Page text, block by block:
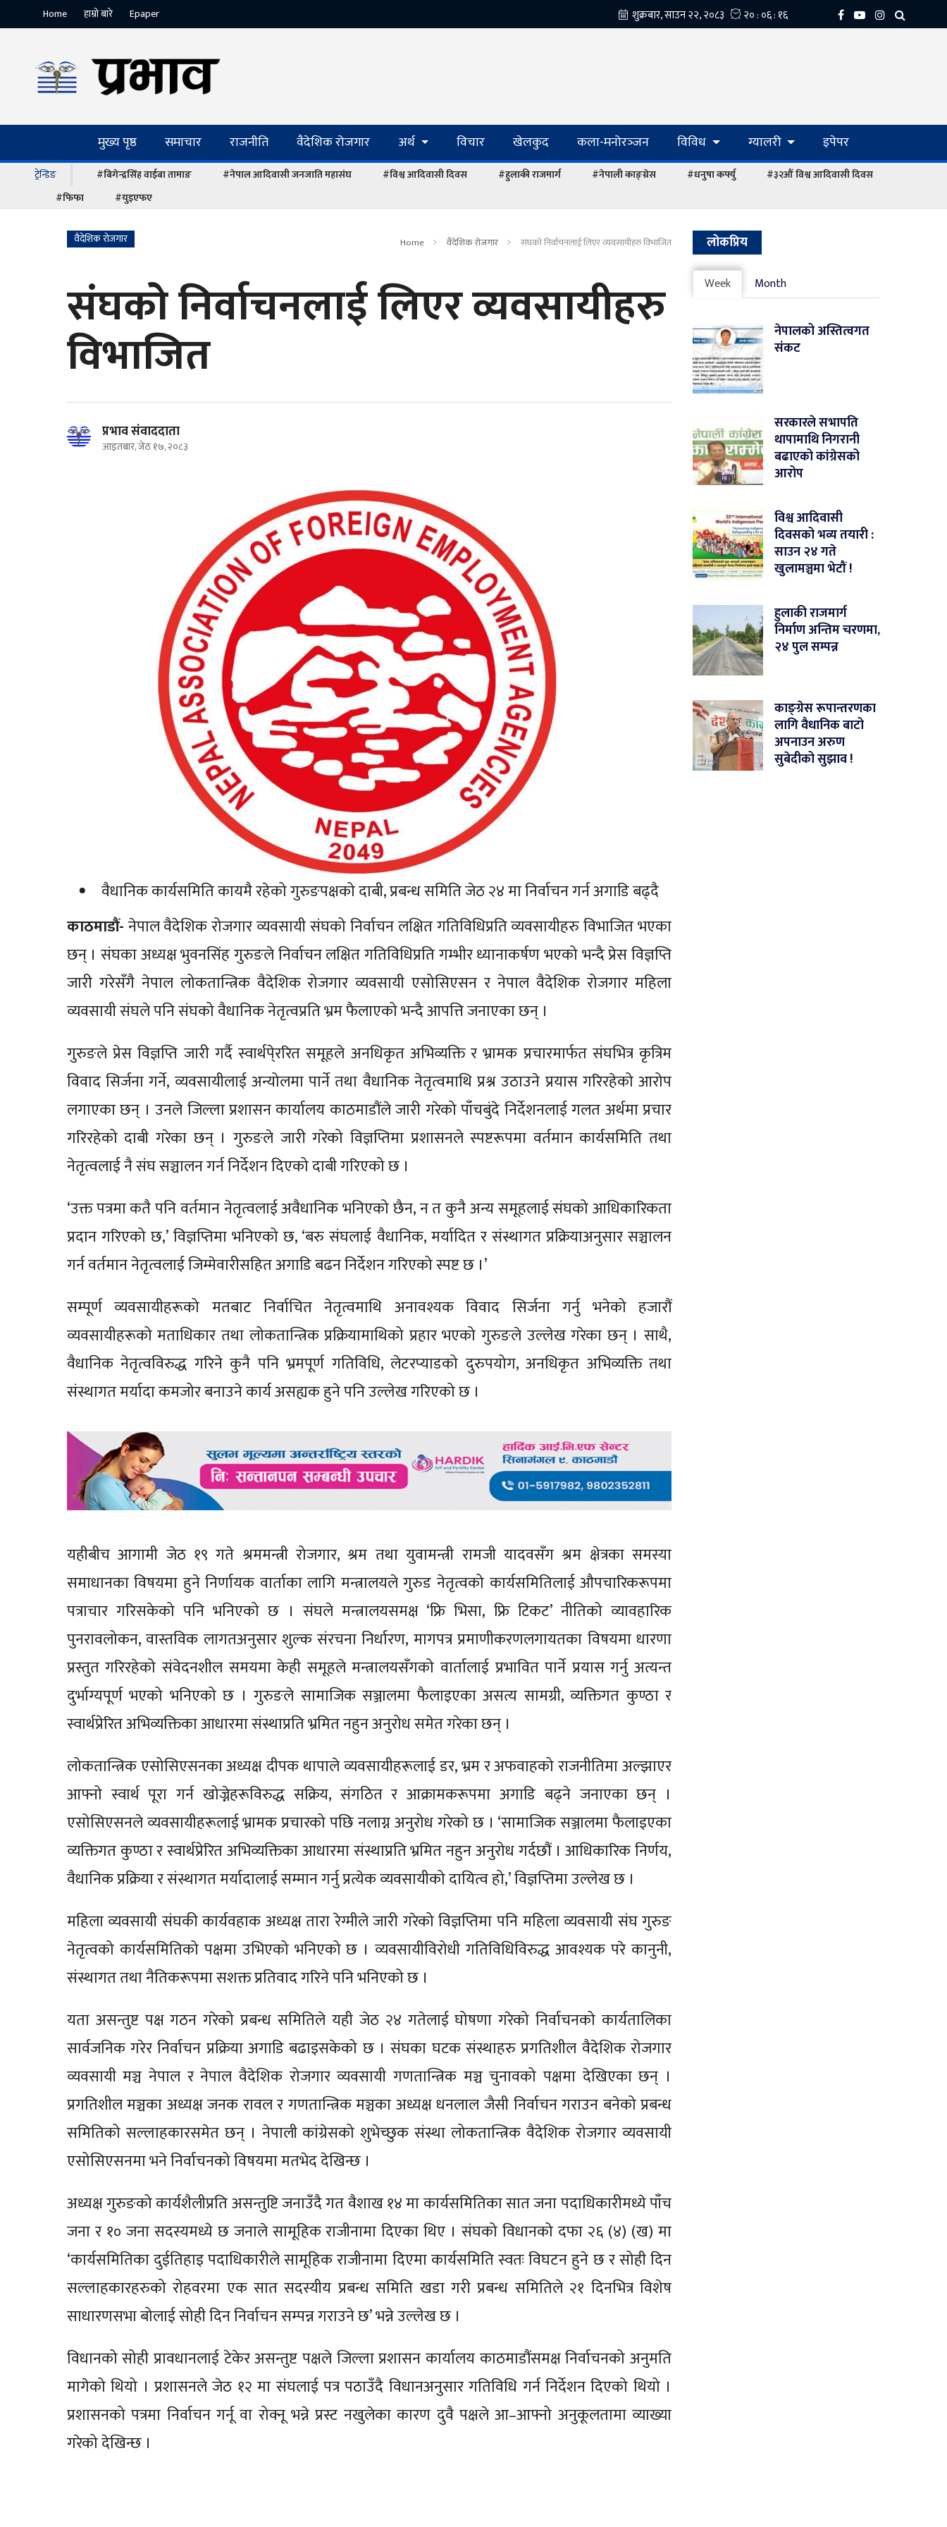
Home हाम्रो बारे Epaper
मुख्य पृष्ठ समाचार राजनीति वैदेशिक रोजगार अर्थ विचार खेलकुद कला-मनोरञ्‍जन विविध ग्यालरी इपेपर
ट्रेन्डिङ #बिगेन्द्रसिंह वाईबा तामाङ #नेपाल आदिवासी जनजाति महासंघ #विश्व आदिवासी दिवस #हुलाकी राजमार्ग #नेपाली काङ्ग्रेस #धनुषा कर्फ्यु
#३२औं विश्व आदिवासी दिवस
#फिफा
#युइएफए
वैदेशिक रोजगार Home वैदेशिक रोजगार संघको निर्वाचनलाई लिएर व्यवसायीहरु विभाजित
संघको निर्वाचनलाई लिएर व्यवसायीहरु
विभाजित
प्रभाव संवाददाता
आइतबार, जेठ १७, २०८३
वैधानिक कार्यसमिति कायमै रहेको गुरुङपक्षको दाबी, प्रबन्ध समिति जेठ २४ मा निर्वाचन गर्न अगाडि बढ्दै
काठमाडौं-नेपाल वैदेशिक रोजगार व्यवसायी संघको निर्वाचन लक्षित गतिविधिप्रति व्यवसायीहरु विभाजित भएका
छन् । संघका अध्यक्ष भुवनसिंह गुरुङले निर्वाचन लक्षित गतिविधिप्रति गम्भीर ध्यानाकर्षण भएको भन्दै प्रेस विज्ञप्ति
जारी गरेसँगै नेपाल लोकतान्त्रिक वैदेशिक रोजगार व्यवसायी एसोसिएसन र नेपाल वैदेशिक रोजगार महिला
व्यवसायी संघले पनि संघको वैधानिक नेतृत्वप्रति भ्रम फैलाएको भन्दै आपत्ति जनाएका छन् ।
गुरुङले प्रेस विज्ञप्ति जारी गर्दै स्वार्थपे्ररित समूहले अनधिकृत अभिव्यक्ति र भ्रामक प्रचारमार्फत संघभित्र कृत्रिम
विवाद सिर्जना गर्ने, व्यवसायीलाई अन्योलमा पार्ने तथा वैधानिक नेतृत्वमाथि प्रश्न उठाउने प्रयास गरिरहेको आरोप
लगाएका छन् । उनले जिल्ला प्रशासन कार्यालय काठमाडौंले जारी गरेको पाँचबुंदे निर्देशनलाई गलत अर्थमा प्रचार
गरिरहेको दाबी गरेका छन् । गुरुङले जारी गरेको विज्ञप्तिमा प्रशासनले स्पष्टरूपमा वर्तमान कार्यसमिति तथा
नेतृत्वलाई नै संघ सञ्चालन गर्न निर्देशन दिएको दाबी गरिएको छ ।
‘उक्त पत्रमा कतै पनि वर्तमान नेतृत्वलाई अवैधानिक भनिएको छैन, न त कुनै अन्य समूहलाई संघको आधिकारिकता
प्रदान गरिएको छ,’ विज्ञप्तिमा भनिएको छ, ‘बरु संघलाई वैधानिक, मर्यादित र संस्थागत प्रक्रियाअनुसार सञ्चालन
गर्न वर्तमान नेतृत्वलाई जिम्मेवारीसहित अगाडि बढन निर्देशन गरिएको स्पष्ट छ ।’
सम्पूर्ण व्यवसायीहरूको मतबाट निर्वाचित नेतृत्वमाथि अनावश्यक विवाद सिर्जना गर्नु भनेको हजारौं
व्यवसायीहरूको मताधिकार तथा लोकतान्त्रिक प्रक्रियामाथिको प्रहार भएको गुरुङले उल्लेख गरेका छन् । साथै,
वैधानिक नेतृत्वविरुद्ध गरिने कुनै पनि भ्रमपूर्ण गतिविधि, लेटरप्याडको दुरुपयोग, अनधिकृत अभिव्यक्ति तथा
संस्थागत मर्यादा कमजोर बनाउने कार्य असह्यक हुने पनि उल्लेख गरिएको छ ।
यहीबीच आगामी जेठ १९ गते श्रममन्त्री रोजगार, श्रम तथा युवामन्त्री रामजी यादवसँग श्रम क्षेत्रका समस्या
समाधानका विषयमा हुने निर्णायक वार्ताका लागि मन्त्रालयले गुरुड नेतृत्वको कार्यसमितिलाई औपचारिकरूपमा
पत्राचार गरिसकेको पनि भनिएको छ । संघले मन्त्रालयसमक्ष ‘फ्रि भिसा, फ्रि टिकट’ नीतिको व्यावहारिक
पुनरावलोकन, वास्तविक लागतअनुसार शुल्क संरचना निर्धारण, मागपत्र प्रमाणीकरणलगायतका विषयमा धारणा
प्रस्तुत गरिरहेको संवेदनशील समयमा केही समूहले मन्त्रालयसँगको वार्तालाई प्रभावित पार्ने प्रयास गर्नु अत्यन्त
दुर्भाग्यपूर्ण भएको भनिएको छ । गुरुङले सामाजिक सञ्जालमा फैलाइएका असत्य सामग्री, व्यक्तिगत कुण्ठा र
स्वार्थप्रेरित अभिव्यक्तिका आधारमा संस्थाप्रति भ्रमित नहुन अनुरोध समेत गरेका छन् ।
लोकतान्त्रिक एसोसिएसनका अध्यक्ष दीपक थापाले व्यवसायीहरूलाई डर, भ्रम र अफवाहको राजनीतिमा अल्झाएर
आफ्नो स्वार्थ पूरा गर्न खोज्नेहरूविरुद्ध सक्रिय, संगठित र आक्रामकरूपमा अगाडि बढ्ने जनाएका छन् ।
एसोसिएसनले व्यवसायीहरूलाई भ्रामक प्रचारको पछि नलाग्न अनुरोध गरेको छ । ‘सामाजिक सञ्जालमा फैलाइएका
व्यक्तिगत कुण्ठा र स्वार्थप्रेरित अभिव्यक्तिका आधारमा संस्थाप्रति भ्रमित नहुन अनुरोध गर्दछौं । आधिकारिक निर्णय,
वैधानिक प्रक्रिया र संस्थागत मर्यादालाई सम्मान गर्नु प्रत्येक व्यवसायीको दायित्व हो,’ विज्ञप्तिमा उल्लेख छ ।
महिला व्यवसायी संघकी कार्यवहाक अध्यक्ष तारा रेग्मीले जारी गरेको विज्ञप्तिमा पनि महिला व्यवसायी संघ गुरुङ
नेतृत्वको कार्यसमितिको पक्षमा उभिएको भनिएको छ । व्यवसायीविरोधी गतिविधिविरुद्ध आवश्यक परे कानुनी,
संस्थागत तथा नैतिकरूपमा सशक्त प्रतिवाद गरिने पनि भनिएको छ ।
यता असन्तुष्ट पक्ष गठन गरेको प्रबन्ध समितिले यही जेठ २४ गतेलाई घोषणा गरेको निर्वाचनको कार्यतालिका
सार्वजनिक गरेर निर्वाचन प्रक्रिया अगाडि बढाइसकेको छ । संघका घटक संस्थाहरु प्रगतिशील वैदेशिक रोजगार
व्यवसायी मञ्च नेपाल र नेपाल वैदेशिक रोजगार व्यवसायी गणतान्त्रिक मञ्च चुनावको पक्षमा देखिएका छन् ।
प्रगतिशील मञ्चका अध्यक्ष जनक रावल र गणतान्त्रिक मञ्चका अध्यक्ष धनलाल जैसी निर्वाचन गराउन बनेको प्रबन्ध
समितिको सल्लाहकारसमेत छन् । नेपाली कांग्रेसको शुभेच्छुक संस्था लोकतान्त्रिक वैदेशिक रोजगार व्यवसायी
एसोसिएसनमा भने निर्वाचनको विषयमा मतभेद देखिन्छ ।
अध्यक्ष गुरुङको कार्यशैलीप्रति असन्तुष्टि जनाउँदै गत वैशाख १४ मा कार्यसमितिका सात जना पदाधिकारीमध्ये पाँच
जना र १० जना सदस्यमध्ये छ जनाले सामूहिक राजीनामा दिएका थिए । संघको विधानको दफा २६ (४) (ख) मा
‘कार्यसमितिका दुईतिहाइ पदाधिकारीले सामूहिक राजीनामा दिएमा कार्यसमिति स्वतः विघटन हुने छ र सोही दिन
सल्लाहकारहरुको रोहवरमा एक सात सदस्यीय प्रबन्ध समिति खडा गरी प्रबन्ध समितिले २१ दिनभित्र विशेष
साधारणसभा बोलाई सोही दिन निर्वाचन सम्पन्न गराउने छ’ भन्ने उल्लेख छ ।
विधानको सोही प्रावधानलाई टेकेर असन्तुष्ट पक्षले जिल्ला प्रशासन कार्यालय काठमाडौंसमक्ष निर्वाचनको अनुमति
मागेको थियो । प्रशासनले जेठ १२ मा संघलाई पत्र पठाउँदै विधानअनुसार गतिविधि गर्न निर्देशन दिएको थियो ।
प्रशासनको पत्रमा निर्वाचन गर्नू वा रोक्नू भन्ने प्रस्ट नखुलेका कारण दुवै पक्षले आ–आफ्नो अनुकूलतामा व्याख्या
गरेको देखिन्छ ।
लोकप्रिय
Week Month
नेपालको अस्तित्वगत
संकट
सरकारले सभापति
थापामाथि निगरानी
बढाएको कांग्रेसको
आरोप
विश्व आदिवासी
दिवसको भव्य तयारी :
साउन २४ गते
खुलामञ्चमा भेटौं !
हुलाकी राजमार्ग
निर्माण अन्तिम चरणमा,
२४ पुल सम्पन्न
काङ्ग्रेस रूपान्तरणका
लागि वैधानिक बाटो
अपनाउन अरुण
सुबेदीको सुझाव !